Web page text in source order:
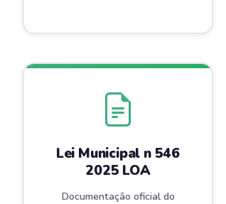
Lei Municipal n 546
2025 LOA
Documentação oficial do